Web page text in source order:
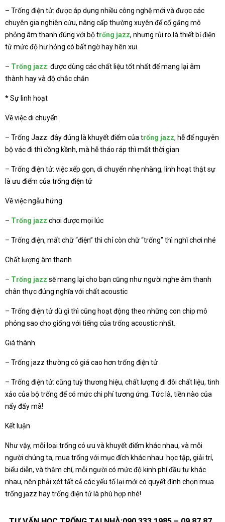
– Trống điện tử: được áp dụng nhiều công nghệ mới và được các
chuyên gia nghiên cứu, nâng cấp thường xuyên để cố gắng mô
phỏng âm thanh đúng với bộ trống jazz, nhưng rủi ro là thiết bị điện
tử mức độ hư hỏng có bất ngờ hay hên xui.
– Trống jazz: được dùng các chất liệu tốt nhất để mang lại âm
thành hay và độ chắc chắn
* Sự linh hoạt
Về việc di chuyển
– Trống Jazz: đây đúng là khuyết điểm của trống jazz, hễ để nguyên
bộ vác đi thì cồng kềnh, mà hễ tháo ráp thì mất thời gian
– Trống điện tử: việc xếp gọn, di chuyển nhẹ nhàng, linh hoạt thật sự
là ưu điểm của trống điện tử
Về việc ngẫu hứng
– Trống jazz chơi được mọi lúc
– Trống điện, mất chữ “điện” thì chỉ còn chữ “trống” thì nghĩ chơi nhé
Chất lượng âm thanh
– Trống jazz sẽ mang lại cho bạn cũng như người nghe âm thanh
chân thực đúng nghĩa với chất acoustic
– Trống điện tử dù gì thì cũng hoạt động theo những con chip mô
phỏng sao cho giống với tiếng của trống acoustic nhất.
Giá thành
– Trống jazz thường có giá cao hơn trống điện tử
– Trống điện tử: cũng tuỳ thương hiệu, chất lượng đi đôi chất liệu, tinh
xảo của bộ trống để có mức chi phí tương ứng. Tức là, tiền nào của
nấy đấy mà!
Kết luận
Như vậy, mỗi loại trống có ưu và khuyết điểm khác nhau, và mỗi
người chúng ta, mua trống với mục đích khác nhau: học tập, giải trí,
biểu diễn, và thậm chí, mỗi người có mức độ kinh phí đầu tư khác
nhau, nên phải xét tất cả các yếu tố lại mới có quyết định chọn mua
trống jazz hay trống điện tử là phù hợp nhé!